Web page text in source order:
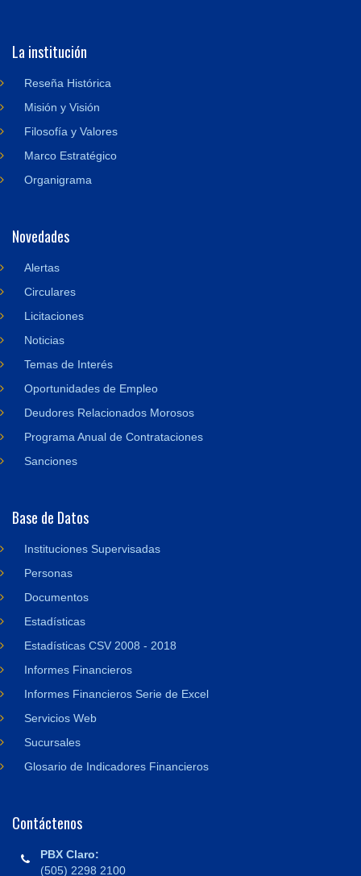
La institución
Reseña Histórica
Misión y Visión
Filosofía y Valores
Marco Estratégico
Organigrama
Novedades
Alertas
Circulares
Licitaciones
Noticias
Temas de Interés
Oportunidades de Empleo
Deudores Relacionados Morosos
Programa Anual de Contrataciones
Sanciones
Base de Datos
Instituciones Supervisadas
Personas
Documentos
Estadísticas
Estadísticas CSV 2008 - 2018
Informes Financieros
Informes Financieros Serie de Excel
Servicios Web
Sucursales
Glosario de Indicadores Financieros
Contáctenos
PBX Claro:
(505) 2298 2100